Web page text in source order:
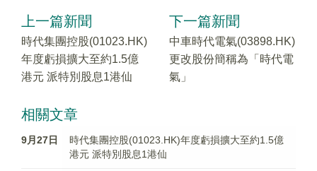
上一篇新聞
時代集團控股(01023.HK)
年度虧損擴大至約1.5億
港元 派特別股息1港仙
下一篇新聞
中車時代電氣(03898.HK)
更改股份簡稱為「時代電
氣」
相關文章
9月27日
時代集團控股(01023.HK)年度虧損擴大至約1.5億
港元 派特別股息1港仙